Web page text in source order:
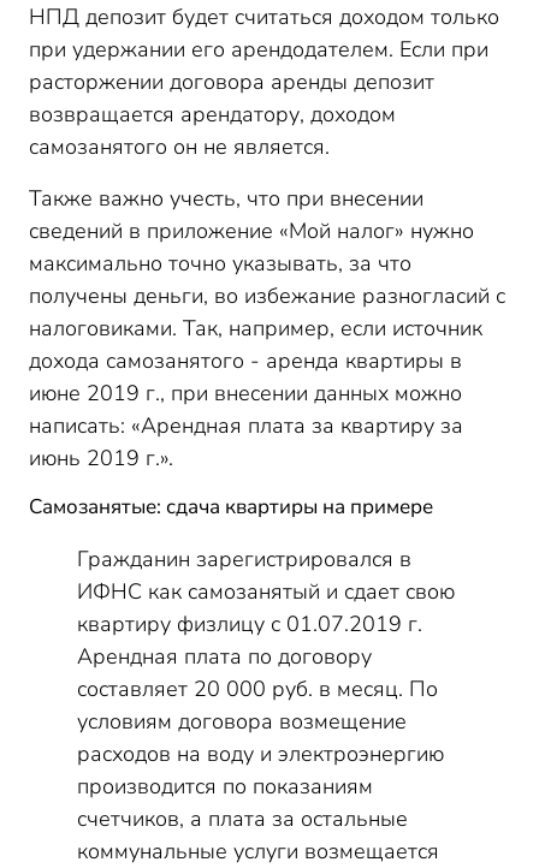
НПД депозит будет считаться доходом только
при удержании его арендодателем. Если при
расторжении договора аренды депозит
возвращается арендатору, доходом
самозанятого он не является.
Также важно учесть, что при внесении
сведений в приложение «Мой налог» нужно
максимально точно указывать, за что
получены деньги, во избежание разногласий с
налоговиками. Так, например, если источник
дохода самозанятого - аренда квартиры в
июне 2019 г., при внесении данных можно
написать: «Арендная плата за квартиру за
июнь 2019 г.».
Самозанятые: сдача квартиры на примере
Гражданин зарегистрировался в
ИФНС как самозанятый и сдает свою
квартиру физлицу с 01.07.2019 г.
Арендная плата по договору
составляет 20 000 руб. в месяц. По
условиям договора возмещение
расходов на воду и электроэнергию
производится по показаниям
счетчиков, а плата за остальные
коммунальные услуги возмещается